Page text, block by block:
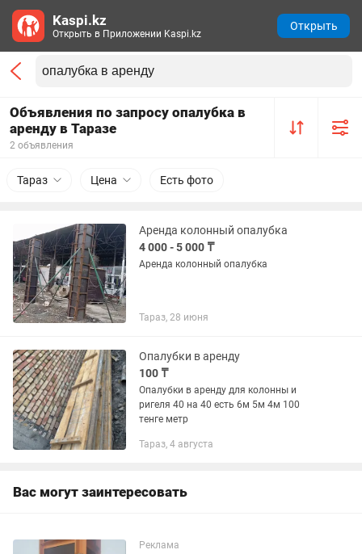
Объявления по запросу опалубка в
аренду в Таразе
2 объявления
Тараз Цена Есть фото
Аренда колонный опалубка
4 000 - 5 000 ₸
Аренда колонный опалубка
Тараз, 28 июня
Опалубки в аренду
100 ₸
Опалубки в аренду для колонны и
ригеля 40 на 40 есть 6м 5м 4м 100
тенге метр
Тараз, 4 августа
Вас могут заинтересовать
Реклама
Kaspi.kz
Открыть в Приложении Kaspi.kz
Открыть